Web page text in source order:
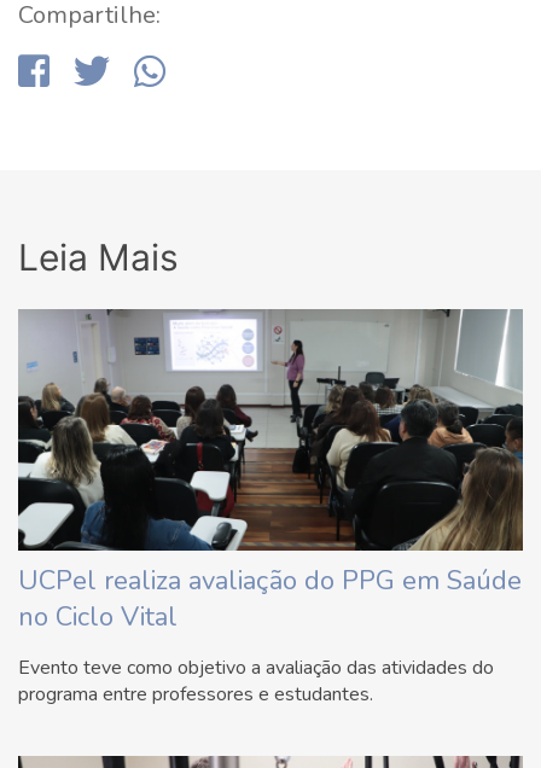
Compartilhe:
Leia Mais
UCPel realiza avaliação do PPG em Saúde
no Ciclo Vital
Evento teve como objetivo a avaliação das atividades do
programa entre professores e estudantes.